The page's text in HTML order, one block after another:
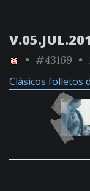
• #43169 •
Clásicos folletos